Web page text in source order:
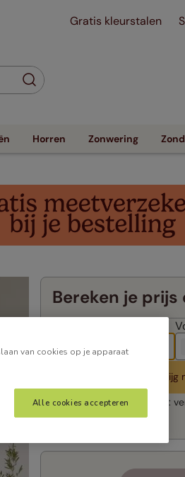
Gratis kleurstalen
Horren Zonwering
Bereken je prijs
Snelle levering:
van cookies op je apparaat
Alle cookies accepteren